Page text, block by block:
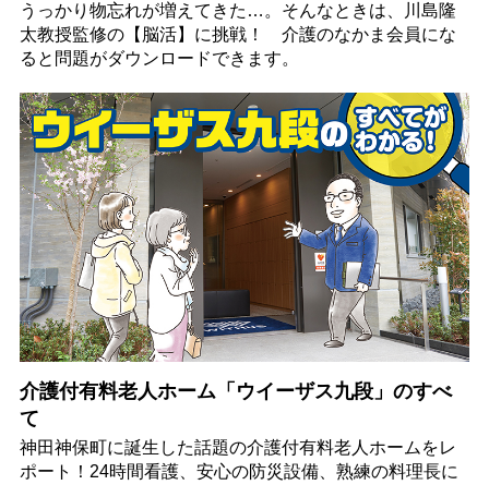
うっかり物忘れが増えてきた…。そんなときは、川島隆
太教授監修の【脳活】に挑戦！ 介護のなかま会員にな
ると問題がダウンロードできます。
介護付有料老人ホーム「ウイーザス九段」のすべ
て
神田神保町に誕生した話題の介護付有料老人ホームをレ
ポート！24時間看護、安心の防災設備、熟練の料理長に